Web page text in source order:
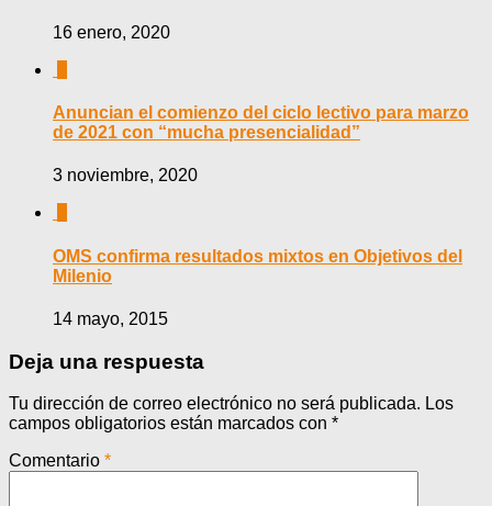
16 enero, 2020
Anuncian el comienzo del ciclo lectivo para marzo
de 2021 con “mucha presencialidad”
3 noviembre, 2020
OMS confirma resultados mixtos en Objetivos del
Milenio
14 mayo, 2015
Deja una respuesta
Tu dirección de correo electrónico no será publicada. Los
campos obligatorios están marcados con *
Comentario *